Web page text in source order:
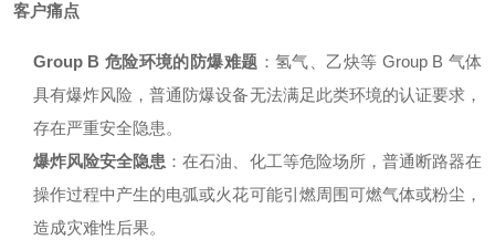
客户痛点
Group B 危险环境的防爆难题 ：氢气、乙炔等 Group B 气体
具有爆炸风险，普通防爆设备无法满足此类环境的认证要求，
存在严重安全隐患 。
爆炸风险安全隐患 ：在石油、化工等危险场所，普通断路器在
操作过程中产生的电弧或火花可能引燃周围可燃气体或粉尘，
造成灾难性后果。